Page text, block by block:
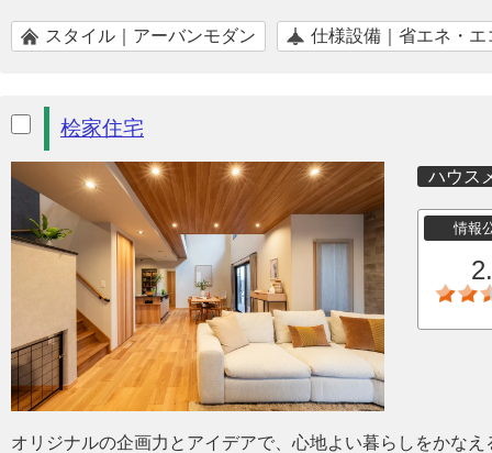
スタイル｜アーバンモダン 仕様設備｜省エネ・エ
桧家住宅
ハウス
情報
オリジナルの企画力とアイデアで、心地よい暮らしをかなえ